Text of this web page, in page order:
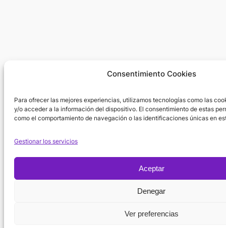
Consentimiento Cookies
Para ofrecer las mejores experiencias, utilizamos tecnologías como las
y/o acceder a la información del dispositivo. El consentimiento de estas
como el comportamiento de navegación o las identificaciones únicas en
Gestionar los servicios
Aceptar
Denegar
Ver preferencias